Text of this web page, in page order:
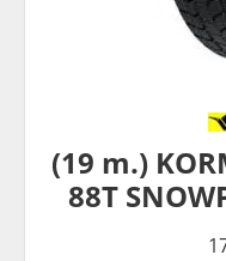
(19 m.)
88T